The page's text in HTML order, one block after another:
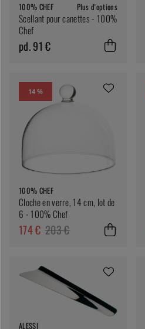
100% CHEF Plus d'options
Scellant pour canettes - 100%
Chef
pd. 91 €
14 %
100% CHEF
Cloche en verre, 14 cm, lot de
6 - 100% Chef
174 € 203 €
ALESSI